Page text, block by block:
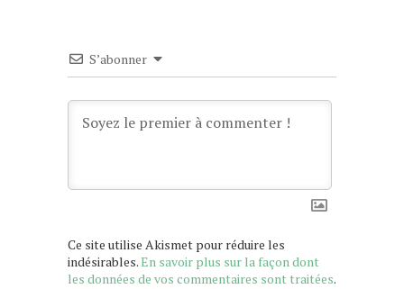
S’abonner
Ce site utilise Akismet pour réduire les
indésirables.En savoir plus sur la façon dont
les données de vos commentaires sont traitées.